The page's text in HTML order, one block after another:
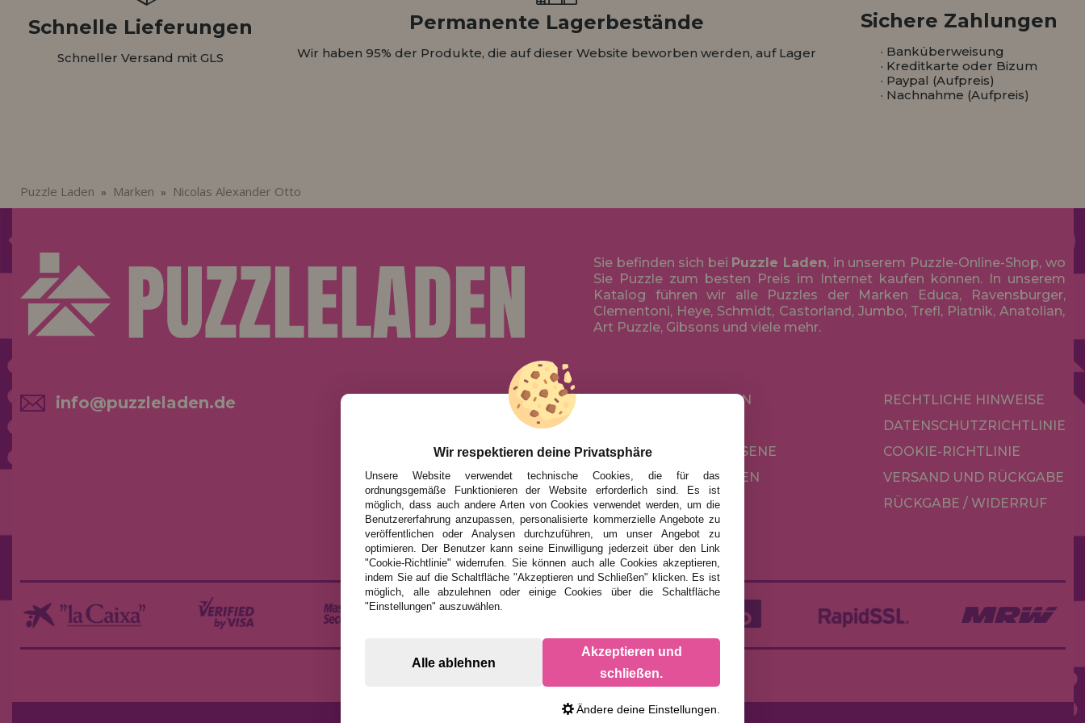
Schnelle Lieferungen
Schneller Versand mit GLS
Permanente Lagerbestände
Wir haben 95% der Produkte, die auf dieser Website beworben werden, auf Lager
Sichere Zahlungen
· Banküberweisung
· Kreditkarte oder Bizum
· Paypal (Aufpreis)
· Nachnahme (Aufpreis)
Puzzle Laden » Marken » Nicolas Alexander Otto
Sie befinden sich bei Puzzle Laden, in unserem Puzzle-Online-Shop, wo
Sie Puzzle zum besten Preis im Internet kaufen können. In unserem
Katalog führen wir alle Puzzles der Marken Educa, Ravensburger,
Clementoni, Heye, Schmidt, Castorland, Jumbo, Trefl, Piatnik, Anatolian,
Art Puzzle, Gibsons und viele mehr.
info@puzzleladen.de
AKTIONEN UND ANGEBOTE
NACH MARKEN
FÜR ERWACHSENE
NACH AUTOREN
ZUBEHÖR
BRETTSPIELE
RECHTLICHE HINWEISE
DATENSCHUTZRICHTLINIE
COOKIE-RICHTLINIE
VERSAND UND RÜCKGABE
RÜCKGABE / WIDERRUF
Wir respektieren deine Privatsphäre
Unsere Website verwendet technische Cookies, die für das
ordnungsgemäße Funktionieren der Website erforderlich sind. Es ist
möglich, dass auch andere Arten von Cookies verwendet werden, um die
Benutzererfahrung anzupassen, personalisierte kommerzielle Angebote zu
veröffentlichen oder Analysen durchzuführen, um unser Angebot zu
optimieren. Der Benutzer kann seine Einwilligung jederzeit über den Link
"Cookie-Richtlinie" widerrufen. Sie können auch alle Cookies akzeptieren,
indem Sie auf die Schaltfläche "Akzeptieren und Schließen" klicken. Es ist
möglich, alle abzulehnen oder einige Cookies über die Schaltfläche
"Einstellungen" auszuwählen.
Alle ablehnen
Akzeptieren und
schließen.
Ändere deine Einstellungen.